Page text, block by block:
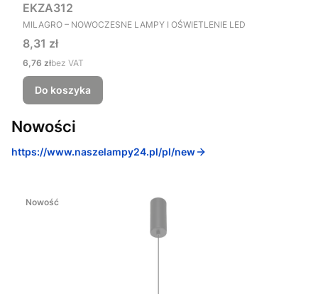
EKZA312
PRODUCENT
MILAGRO – NOWOCZESNE LAMPY I OŚWIETLENIE LED
Cena
8,31 zł
Cena
6,76 złbez VAT
Do koszyka
Nowości
https://www.naszelampy24.pl/pl/new
Nowość